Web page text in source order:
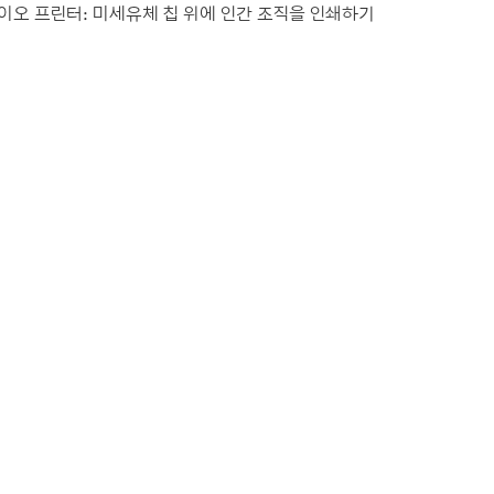
오 프린터: 미세유체 칩 위에 인간 조직을 인쇄하기